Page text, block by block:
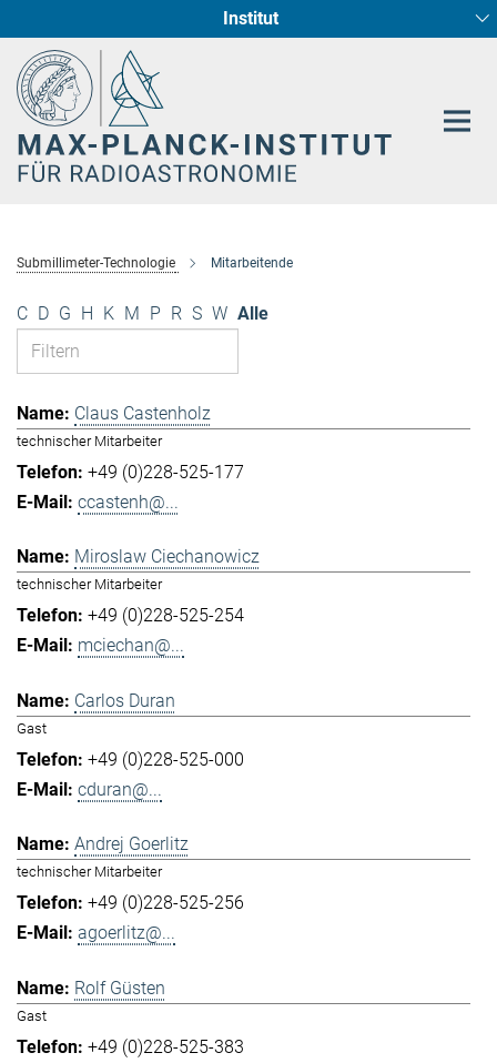
Institut
Radioastronomische Fundamentalphysik
Sternentstehung und Galaxienentwicklung
Submillimeter-Technologie Mitarbeitende
C D G H K M P R S W Alle
Claus Castenholz
technischer Mitarbeiter
+49 (0)228-525-177
ccastenh@...
Miroslaw Ciechanowicz
technischer Mitarbeiter
+49 (0)228-525-254
mciechan@...
Carlos Duran
Gast
+49 (0)228-525-000
cduran@...
Andrej Goerlitz
technischer Mitarbeiter
+49 (0)228-525-256
agoerlitz@...
Rolf Güsten
Gast
+49 (0)228-525-383